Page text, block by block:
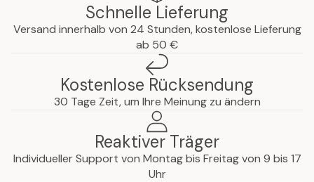
Schnelle Lieferung
Versand innerhalb von 24 Stunden, kostenlose Lieferung
ab 50 €
Kostenlose Rücksendung
30 Tage Zeit, um Ihre Meinung zu ändern
Reaktiver Träger
Individueller Support von Montag bis Freitag von 9 bis 17
Uhr